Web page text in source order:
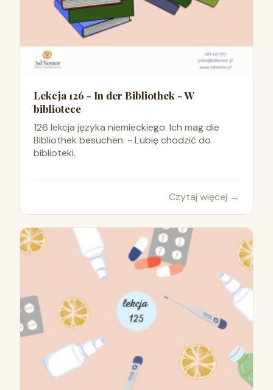
Lekcja 126 - In der Bibliothek - W
bibliotece
126 lekcja języka niemieckiego. Ich mag die
Bibliothek besuchen. - Lubię chodzić do
biblioteki.
Czytaj więcej →